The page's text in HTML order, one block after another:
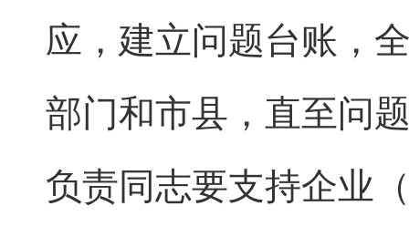
应，建立问题台账，
部门和市县，直至问
负责同志要支持企业